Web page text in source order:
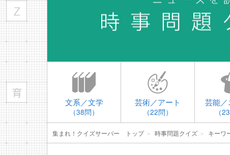
文系／文学
（38問）
芸術／アート
（22問）
芸能／
（
集まれ！クイズサーバー トップ＞ 時事問題クイズ ＞ キーワ